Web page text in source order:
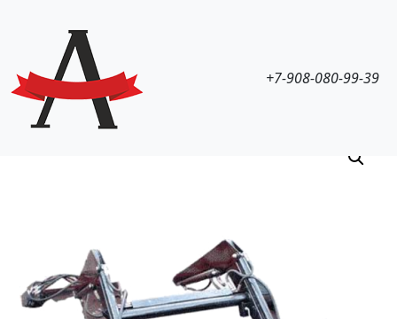
+7-908-080-99-39
Навесное оборудование для ЖКХ КУН для